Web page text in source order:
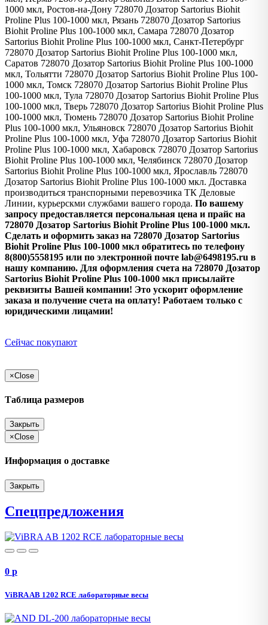
1000 мкл, Ростов-на-Дону 728070 Дозатор Sartorius Biohit
Proline Plus 100-1000 мкл, Рязань 728070 Дозатор Sartorius
Biohit Proline Plus 100-1000 мкл, Самара 728070 Дозатор
Sartorius Biohit Proline Plus 100-1000 мкл, Санкт-Петербург
728070 Дозатор Sartorius Biohit Proline Plus 100-1000 мкл,
Саратов 728070 Дозатор Sartorius Biohit Proline Plus 100-1000
мкл, Тольятти 728070 Дозатор Sartorius Biohit Proline Plus 100-
1000 мкл, Томск 728070 Дозатор Sartorius Biohit Proline Plus
100-1000 мкл, Тула 728070 Дозатор Sartorius Biohit Proline Plus
100-1000 мкл, Тверь 728070 Дозатор Sartorius Biohit Proline Plus
100-1000 мкл, Тюмень 728070 Дозатор Sartorius Biohit Proline
Plus 100-1000 мкл, Ульяновск 728070 Дозатор Sartorius Biohit
Proline Plus 100-1000 мкл, Уфа 728070 Дозатор Sartorius Biohit
Proline Plus 100-1000 мкл, Хабаровск 728070 Дозатор Sartorius
Biohit Proline Plus 100-1000 мкл, Челябинск 728070 Дозатор
Sartorius Biohit Proline Plus 100-1000 мкл, Ярославль 728070
Дозатор Sartorius Biohit Proline Plus 100-1000 мкл. Доставка
производиться транспорными перевозчика ТК Деловые
Линии, курьерскми службами вашего города. По вашему
запросу предоставляется персональная цена и прайс на
728070 Дозатор Sartorius Biohit Proline Plus 100-1000 мкл.
Сделать и оформить заказ на 728070 Дозатор Sartorius
Biohit Proline Plus 100-1000 мкл обратитесь по телефону
8(800)5558195 или по электронной почте lab@6498195.ru в
нашу компанию. Для оформления счета на 728070 Дозатор
Sartorius Biohit Proline Plus 100-1000 мкл присылайте
реквизиты Вашей компании! Это ускорит оформление
заказа и получение счета на оплату! Работаем только с
юридическими лицамии!
Сейчас покупают
×Close
Таблица размеров
Закрыть
×Close
Информация о доставке
Закрыть
Спецпредложения
0 p
ViBRA AB 1202 RCE лабораторные весы